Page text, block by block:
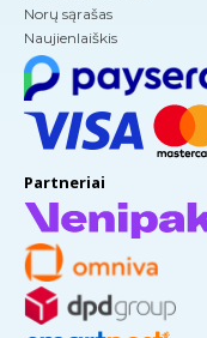
Norų sąrašas
Naujienlaiškis
Partneriai